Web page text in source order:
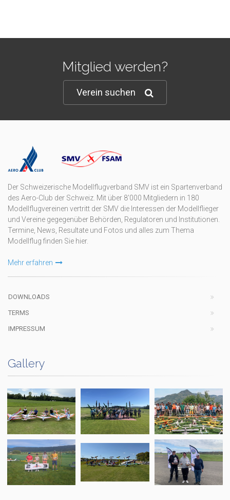
Mitglied werden?
Verein suchen
Der Schweizerische Modellflugverband SMV ist ein Spartenverband
des Aero-Club der Schweiz. Mit über 8'000 Mitgliedern in 180
Modellflugvereinen vertritt der SMV die Interessen der Modellflieger
und Vereine gegegenüber Behörden, Regulatoren und Institutionen.
Termine, News, Resultate und Fotos und alles zum Thema
Modellflug finden Sie hier.
Mehr erfahren
DOWNLOADS
TERMS
IMPRESSUM
Gallery